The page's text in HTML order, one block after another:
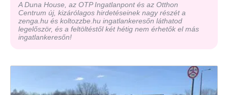
A Duna House, az OTP Ingatlanpont és az Otthon
Centrum új, kizárólagos hirdetéseinek nagy részét a
zenga.hu és koltozzbe.hu ingatlankeresőn láthatod
legelőször, és a feltöltéstől két hétig nem érhetők el más
ingatlankeresőn!